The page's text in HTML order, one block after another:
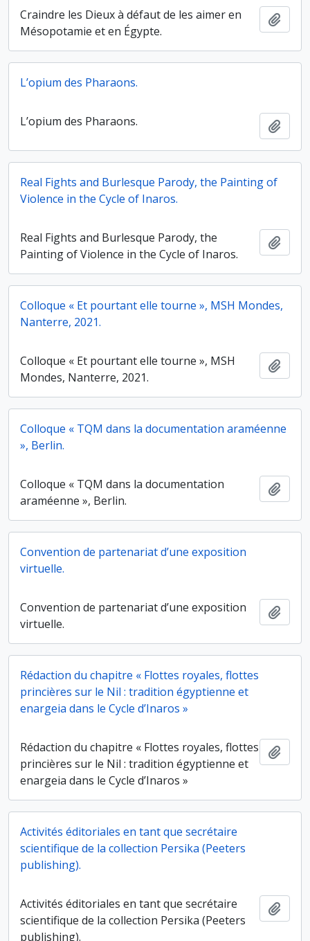
Craindre les Dieux à défaut de les aimer en
Mésopotamie et en Égypte.
L’opium des Pharaons.
L’opium des Pharaons.
Real Fights and Burlesque Parody, the Painting of
Violence in the Cycle of Inaros.
Real Fights and Burlesque Parody, the
Painting of Violence in the Cycle of Inaros.
Colloque « Et pourtant elle tourne », MSH Mondes,
Nanterre, 2021.
Colloque « Et pourtant elle tourne », MSH
Mondes, Nanterre, 2021.
Colloque « TQM dans la documentation araméenne
», Berlin.
Colloque « TQM dans la documentation
araméenne », Berlin.
Convention de partenariat d’une exposition
virtuelle.
Convention de partenariat d’une exposition
virtuelle.
Rédaction du chapitre « Flottes royales, flottes
princières sur le Nil : tradition égyptienne et
enargeia dans le Cycle d’Inaros »
Rédaction du chapitre « Flottes royales, flottes
princières sur le Nil : tradition égyptienne et
enargeia dans le Cycle d’Inaros »
Activités éditoriales en tant que secrétaire
scientifique de la collection Persika (Peeters
publishing).
Activités éditoriales en tant que secrétaire
scientifique de la collection Persika (Peeters
publishing).